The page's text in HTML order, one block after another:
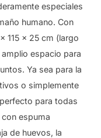
especiales
humano. Con
115 x 25 cm (largo
espacio para
Ya sea para la
o simplemente
para todas
espuma
de huevos, la